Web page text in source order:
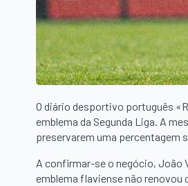
O diário desportivo português
emblema da Segunda Liga. A
preservarem uma percentagem
A confirmar-se o negócio, João
emblema flaviense não renovou